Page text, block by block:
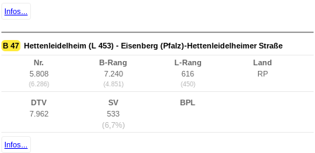
Infos...
B 47 Hettenleidelheim (L 453) - Eisenberg (Pfalz)-Hettenleidelheimer Straße
Nr.
5.808
(6.286)
B-Rang
7.240
(4.851)
L-Rang
616
(450)
Land
RP
DTV
7.962
SV
533
(6,7%)
BPL
Infos...